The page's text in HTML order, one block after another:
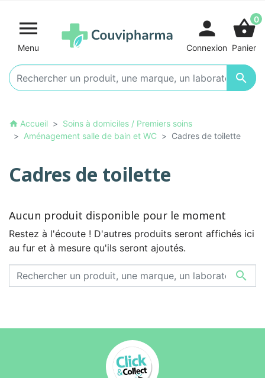

Menu

person
Connexion
shopping_basket0
Panier
home Accueil
Soins à domiciles / Premiers soins
Aménagement salle de bain et WC
Cadres de toilette
Cadres de toilette
Aucun produit disponible pour le moment
Restez à l'écoute ! D'autres produits seront affichés ici
au fur et à mesure qu'ils seront ajoutés.
